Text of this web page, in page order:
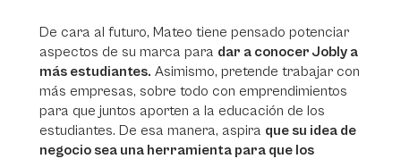
De cara al futuro, Mateo tiene pensado potenciar
aspectos de su marca para dar a conocer Jobly a
más estudiantes. Asimismo, pretende trabajar con
más empresas, sobre todo con emprendimientos
para que juntos aporten a la educación de los
estudiantes. De esa manera, aspira que su idea de
negocio sea una herramienta para que los